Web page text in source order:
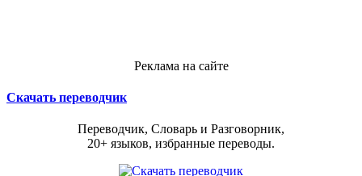
Реклама на сайте
Скачать переводчик
Переводчик, Словарь и Разговорник,
20+ языков, избранные переводы.